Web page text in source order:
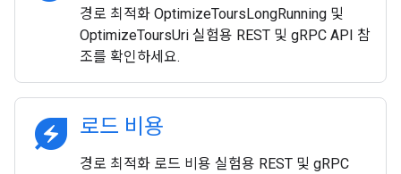
경로 최적화 OptimizeToursLongRunning 및
OptimizeToursUri 실험용 REST 및 gRPC API 참
조를 확인하세요.
energy_savings_leaf 로드 비용
경로 최적화 로드 비용 실험용 REST 및 gRPC